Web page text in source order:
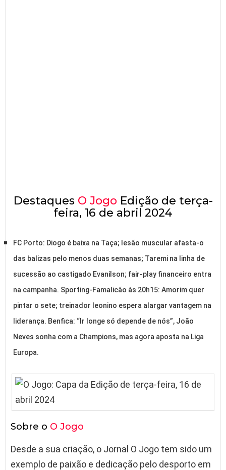
Destaques O Jogo Edição de terça-
feira, 16 de abril 2024
FC Porto: Diogo é baixa na Taça; lesão muscular afasta-o
das balizas pelo menos duas semanas; Taremi na linha de
sucessão ao castigado Evanilson; fair-play financeiro entra
na campanha. Sporting-Famalicão às 20h15: Amorim quer
pintar o sete; treinador leonino espera alargar vantagem na
liderança. Benfica: “Ir longe só depende de nós”, João
Neves sonha com a Champions, mas agora aposta na Liga
Europa.
Sobre o O Jogo
Desde a sua criação, o Jornal O Jogo tem sido um
exemplo de paixão e dedicação pelo desporto em